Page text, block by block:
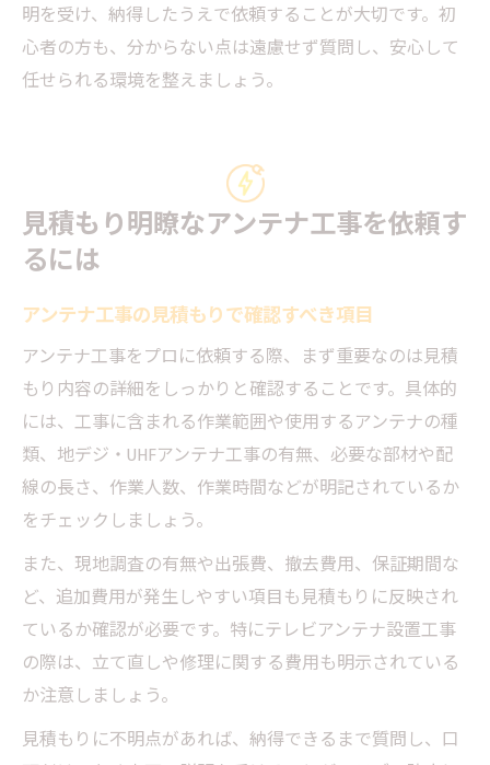
明を受け、納得したうえで依頼することが大切です。初
心者の方も、分からない点は遠慮せず質問し、安心して
任せられる環境を整えましょう。
見積もり明瞭なアンテナ工事を依頼す
るには
アンテナ工事の見積もりで確認すべき項目
アンテナ工事をプロに依頼する際、まず重要なのは見積
もり内容の詳細をしっかりと確認することです。具体的
には、工事に含まれる作業範囲や使用するアンテナの種
類、地デジ・UHFアンテナ工事の有無、必要な部材や配
線の長さ、作業人数、作業時間などが明記されているか
をチェックしましょう。
また、現地調査の有無や出張費、撤去費用、保証期間な
ど、追加費用が発生しやすい項目も見積もりに反映され
ているか確認が必要です。特にテレビアンテナ設置工事
の際は、立て直しや修理に関する費用も明示されている
か注意しましょう。
見積もりに不明点があれば、納得できるまで質問し、口